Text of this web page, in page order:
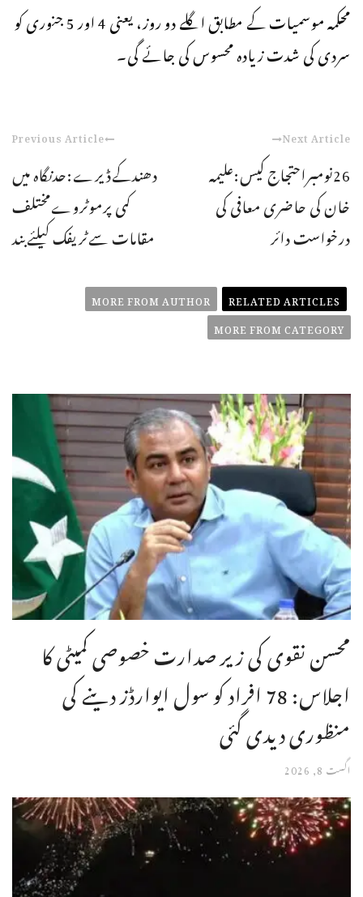
محکمہ موسمیات کے مطابق اگلے دو روز، یعنی 4 اور 5 جنوری کو
سردی کی شدت زیادہ محسوس کی جائے گی۔
Previous Article
دھندکےڈیرے:حدنگاہ میں
کمی پرموٹروےمختلف
مقامات سےٹریفک کیلئےبند
Next Article
26نومبراحتجاج کیس:علیمہ
خان کی حاضری معافی کی
درخواست دائر
RELATED ARTICLES
MORE FROM AUTHOR
MORE FROM CATEGORY
محسن نقوی کی زیر صدارت خصوصی کمیٹی کا
اجلاس: 78 افراد کو سول ایوارڈز دینے کی
منظوری دیدی گئی
اگست 8, 2026